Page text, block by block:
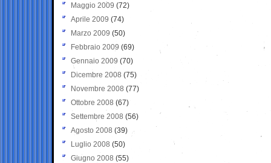
Maggio 2009 (72)
Aprile 2009 (74)
Marzo 2009 (50)
Febbraio 2009 (69)
Gennaio 2009 (70)
Dicembre 2008 (75)
Novembre 2008 (77)
Ottobre 2008 (67)
Settembre 2008 (56)
Agosto 2008 (39)
Luglio 2008 (50)
Giugno 2008 (55)